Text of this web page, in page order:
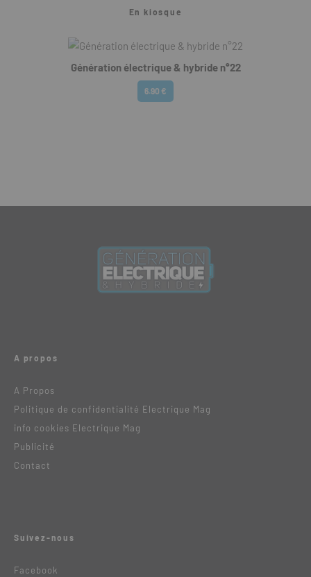
En kiosque
Génération électrique & hybride n°22
6.90 €
A propos
A Propos
Politique de confidentialité Electrique Mag
info cookies Electrique Mag
Publicité
Contact
Suivez-nous
Facebook